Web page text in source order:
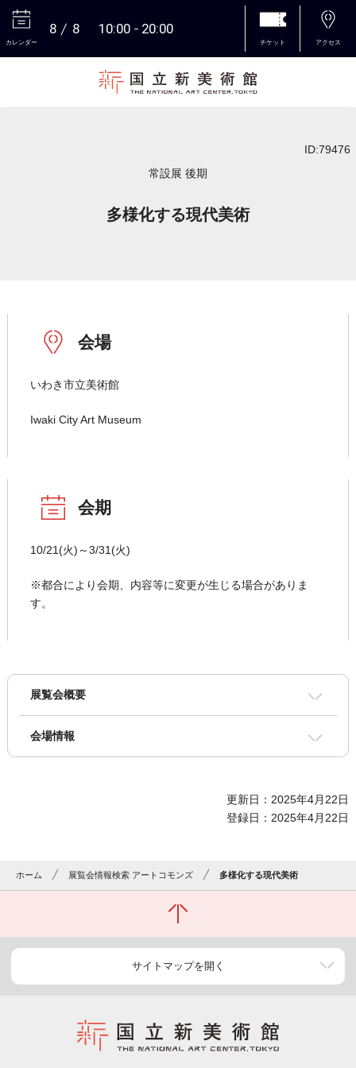
カレンダー
8 8 10:00 20:00
チケット アクセス
ID:79476
常設展 後期
多様化する現代美術
会場
いわき市立美術館
Iwaki City Art Museum
会期
10/21(火)～3/31(火)
※都合により会期、内容等に変更が生じる場合がありま
す。
展覧会概要
会場情報
更新日：2025年4月22日
登録日：2025年4月22日
ホーム 展覧会情報検索 アートコモンズ 多様化する現代美術
サイトマップを開く